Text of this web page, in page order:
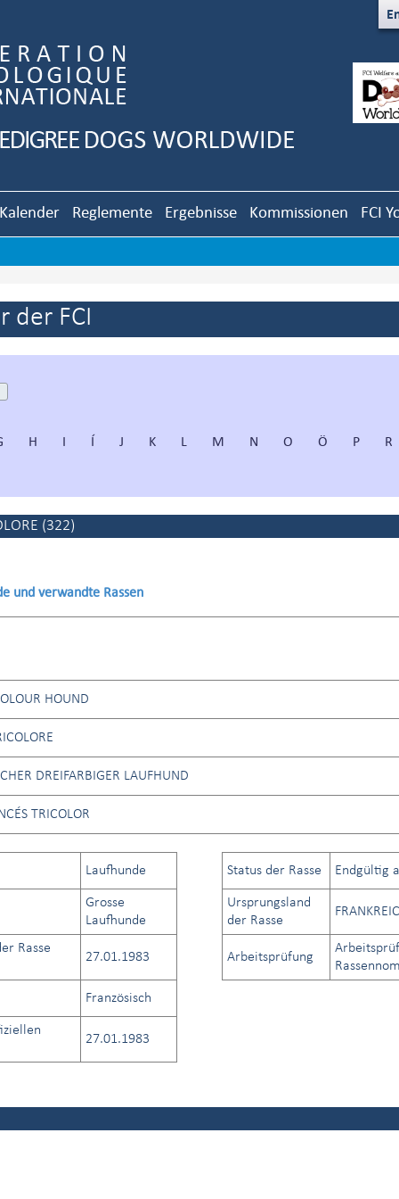
Kalender Reglemente Ergebnisse Kommissionen FCI
der FCI
H I Í J K L M N O Ö P R
(322)
und verwandte Rassen
HOUND
DREIFARBIGER LAUFHUND
TRICOLOR
Laufhunde
Grosse
Laufhunde
Rasse
27.01.1983
Französisch
27.01.1983
Status der Rasse Endgültig
Ursprungsland
der Rasse
Arbeitsprüfung